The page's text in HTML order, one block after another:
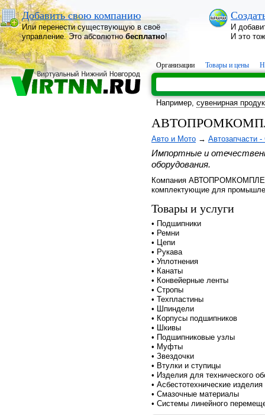
Добавить свою компанию
Или перенести существующую в своё
управление. Это абсолютнобесплатно!
И
И это
Организации Товары и цены
Например, сувенирная
Авто и Мото → Автозапчасти -
Импортные и
оборудования.
Компания
комплектующие для
Товары и услуги
• Подшипники
• Ремни
• Цепи
• Рукава
• Уплотнения
• Канаты
• Конвейерные ленты
• Стропы
• Техпластины
• Шпиндели
• Корпусы подшипников
• Шкивы
• Подшипниковые узлы
• Муфты
• Звездочки
• Втулки и ступицы
• Изделия для технического
• Асбестотехнические изделия
• Смазочные материалы
• Системы линейного